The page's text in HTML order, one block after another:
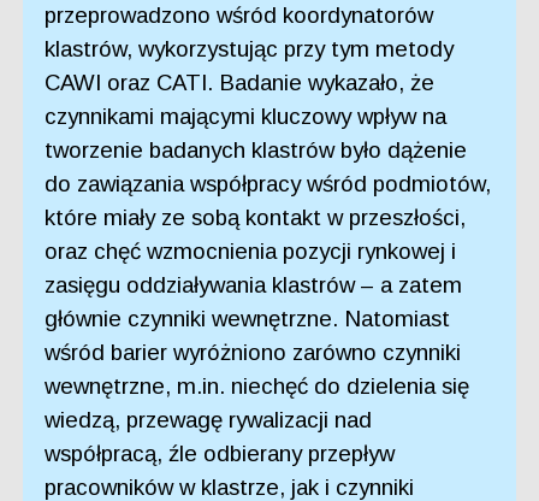
przeprowadzono wśród koordynatorów
klastrów, wykorzystując przy tym metody
CAWI oraz CATI. Badanie wykazało, że
czynnikami mającymi kluczowy wpływ na
tworzenie badanych klastrów było dążenie
do zawiązania współpracy wśród podmiotów,
które miały ze sobą kontakt w przeszłości,
oraz chęć wzmocnienia pozycji rynkowej i
zasięgu oddziaływania klastrów – a zatem
głównie czynniki wewnętrzne. Natomiast
wśród barier wyróżniono zarówno czynniki
wewnętrzne, m.in. niechęć do dzielenia się
wiedzą, przewagę rywalizacji nad
współpracą, źle odbierany przepływ
pracowników w klastrze, jak i czynniki